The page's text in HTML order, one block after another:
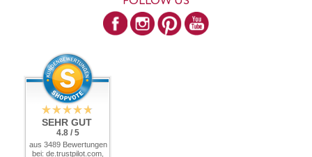
SEHR GUT
4.8 / 5
aus 3489 Bewertungen
bei: de.trustpilot.com,